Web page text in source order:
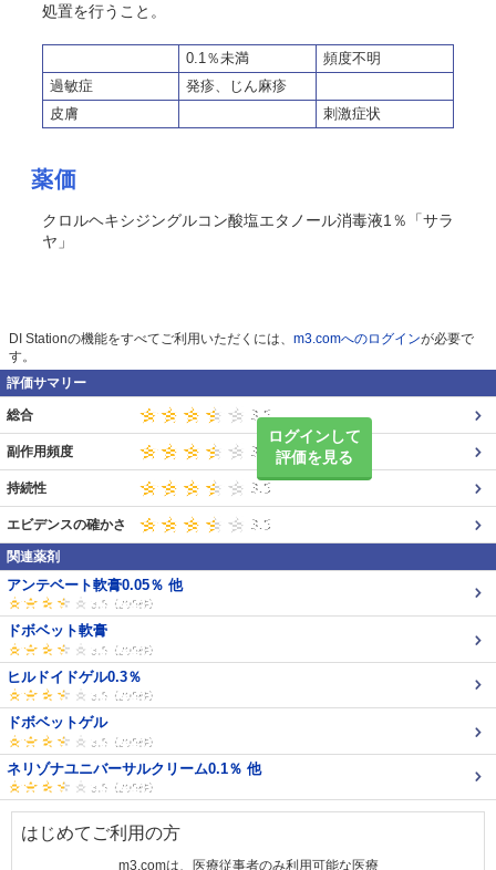
処置を行うこと。
0.1％未満
頻度不明
過敏症
発疹、じん麻疹
皮膚
刺激症状
薬価
クロルヘキシジングルコン酸塩エタノール消毒液1％「サラ
ヤ」
DI Stationの機能をすべてご利用いただくには、 m3.comへのログインが必要で
す。
評価サマリー
ログインして
評価を見る
総合
副作用頻度
持続性
エビデンスの確かさ
関連薬剤
アンテベート軟膏0.05％ 他
ドボベット軟膏
ヒルドイドゲル0.3％
ドボベットゲル
ネリゾナユニバーサルクリーム0.1％ 他
はじめてご利用の方
m3.comは、医療従事者のみ利用可能な医療